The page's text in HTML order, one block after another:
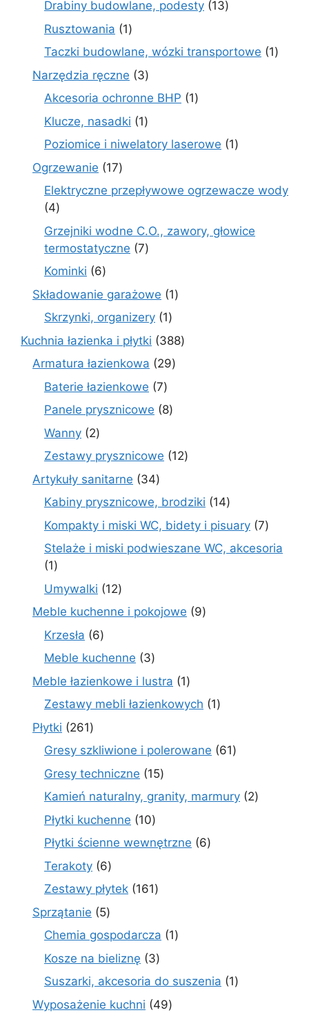
Drabiny budowlane, podesty 1313
Rusztowania 11
produkt
Taczki budowlane, wózki transportowe 11
Narzędzia ręczne 33
produkty
Akcesoria ochronne BHP 11
Klucze, nasadki 11
produkt
Poziomice i niwelatory laserowe 11
Ogrzewanie 1717
produktów
Elektryczne przepływowe ogrzewacze wody
44
produkty
Grzejniki wodne C.O., zawory, głowice
termostatyczne 77
Kominki 66
produktów
Składowanie garażowe 11
Skrzynki, organizery 11
produkt
Kuchnia łazienka i płytki 388388
Armatura łazienkowa 2929
Baterie łazienkowe 77
produktów
Panele prysznicowe 88
Wanny 22
produkty
Zestawy prysznicowe 1212
Artykuły sanitarne 3434
produkty
Kabiny prysznicowe, brodziki 1414
produktów
Kompakty i miski WC, bidety i pisuary 77
Stelaże i miski podwieszane WC, akcesoria
11
produkt
Umywalki 1212
produktów
Meble kuchenne i pokojowe 99
Krzesła 66
produktów
Meble kuchenne 33
produkty
Meble łazienkowe i lustra 11
produkt
Zestawy mebli łazienkowych 11
Płytki 261261
produktów
Gresy szkliwione i polerowane 6161
Gresy techniczne 1515
produktów
Kamień naturalny, granity, marmury 22
Płytki kuchenne 1010
produktów
Płytki ścienne wewnętrzne 66
Terakoty 66
produktów
Zestawy płytek 161161
Sprzątanie 55
produktów
Chemia gospodarcza 11
Kosze na bieliznę 33
produkty
Suszarki, akcesoria do suszenia 11
Wyposażenie kuchni 4949